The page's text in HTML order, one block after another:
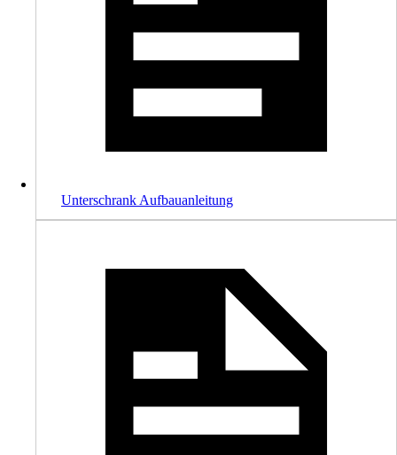
Unterschrank Aufbauanleitung